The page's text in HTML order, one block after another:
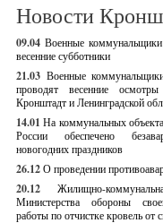
Новости
09.04 Военные
весенние субботники
21.03 Военные
проводят весенние
Кронштадт и Ленинградской
14.01 На коммунальных
России обеспечено
новогодних праздников
26.12О проведении
20.12
Жилищно-
Министерства обороны
работы по отчистке кровель от